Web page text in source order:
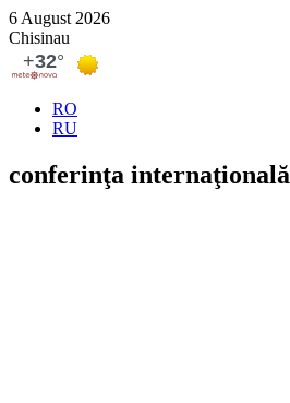
6 August 2026
Chisinau
RO
RU
conferinţa internaţională